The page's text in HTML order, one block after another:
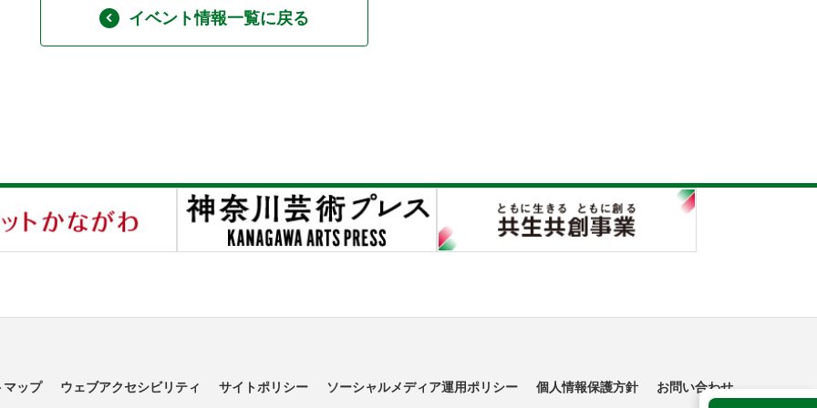
イベント情報一覧に戻る
マップ ウェブアクセシビリティ サイトポリシー ソーシャルメディア運用ポリシー 個人情報保護方針 お問い合わせ